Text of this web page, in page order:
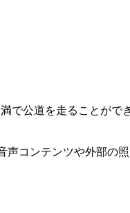
公道を走ることがで
コンテンツや外部の